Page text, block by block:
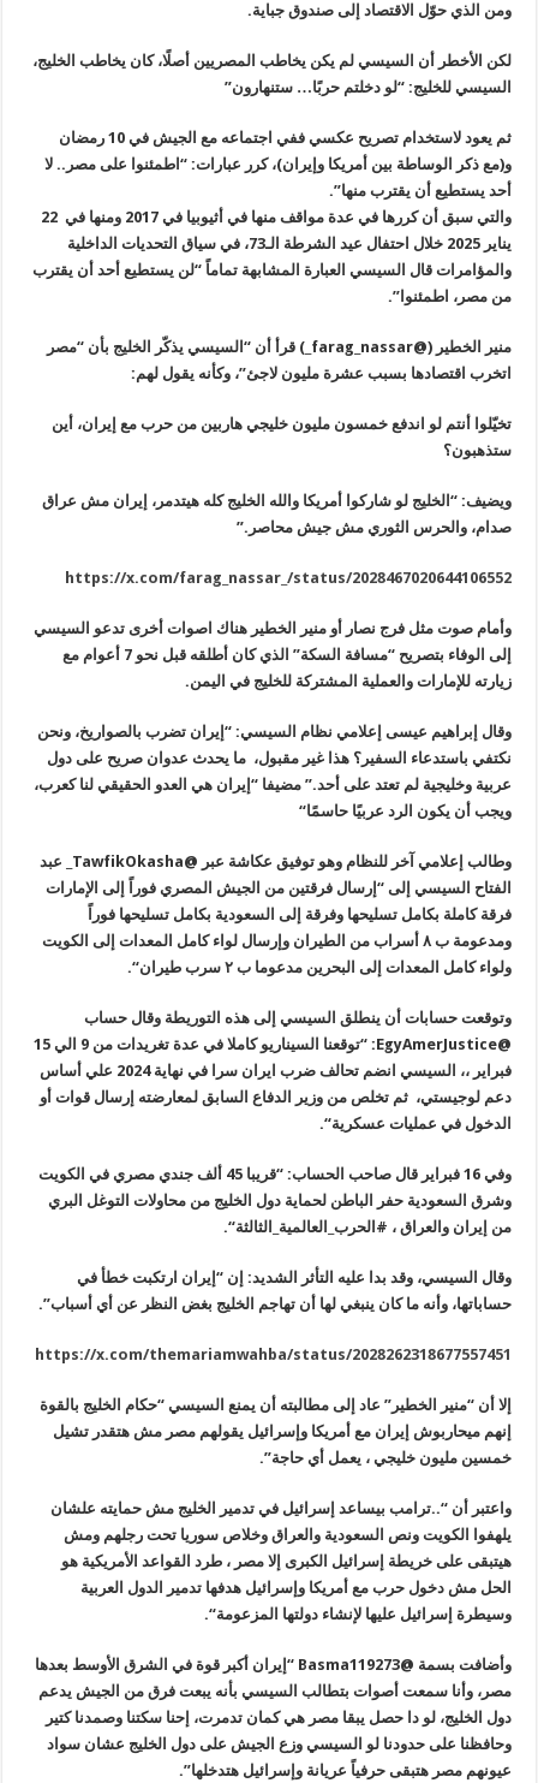
ومن الذي حوّل الاقتصاد إلى صندوق جباية.
لكن الأخطر أن السيسي لم يكن يخاطب المصريين أصلًا، كان يخاطب الخليج،
السيسي للخليج: “لو دخلتم حربًا… ستنهارون”
ثم يعود لاستخدام تصريح عكسي ففي اجتماعه مع الجيش في 10 رمضان
و(مع ذكر الوساطة بين أمريكا وإيران)، كرر عبارات: “اطمئنوا على مصر.. لا
أحد يستطيع أن يقترب منها”.
والتي سبق أن كررها في عدة مواقف منها في أثيوبيا في 2017 ومنها في 22
يناير 2025 خلال احتفال عيد الشرطة الـ73، في سياق التحديات الداخلية
والمؤامرات قال السيسي العبارة المشابهة تماماً “لن يستطيع أحد أن يقترب
من مصر، اطمئنوا”.
منير الخطير (@farag_nassar _) قرأ أن “السيسي يذكّر الخليج بأن “مصر
اتخرب اقتصادها بسبب عشرة مليون لاجئ”، وكأنه يقول لهم:
تخيّلوا أنتم لو اندفع خمسون مليون خليجي هاربين من حرب مع إيران، أين
ستذهبون؟
ويضيف: “الخليج لو شاركوا أمريكا والله الخليج كله هيتدمر، إيران مش عراق
صدام، والحرس الثوري مش جيش محاصر.”
https://x.com/farag_nassar_/status/2028467020644106552
وأمام صوت مثل فرج نصار أو منير الخطير هناك اصوات أخرى تدعو السيسي
إلى
الوفاء بتصريح “مسافة السكة” الذي كان أطلقه قبل نحو 7 أعوام مع
زيارته للإمارات والعملية المشتركة للخليج في اليمن.
وقال إبراهيم عيسى إعلامي نظام السيسي: “إيران تضرب بالصواريخ، ونحن
نكتفي باستدعاء السفير؟ هذا غير مقبول، ما يحدث عدوان صريح على دول
عربية وخليجية لم تعتد على أحد.” مضيفا “إيران هي العدو الحقيقي لنا كعرب،
ويجب أن يكون الرد عربيًا حاسمًا“
وطالب إعلامي آخر للنظام وهو توفيق عكاشة عبر @TawfikOkasha_
عبد
الفتاح السيسي إلى “إرسال فرقتين من الجيش المصري فوراً إلى الإمارات
فرقة كاملة بكامل تسليحها وفرقة إلى السعودية بكامل تسليحها فوراً
ومدعومة ب ٨ أسراب من الطيران وإرسال لواء كامل المعدات إلى الكويت
ولواء كامل المعدات إلى البحرين مدعوما ب ٢ سرب طيران “.
وتوقعت حسابات أن ينطلق السيسي إلى هذه التوريطة وقال حساب
@EgyAmerJustice: “
توقعنا السيناريو كاملا في عدة تغريدات من 9 الي 15
فبراير ،، السيسي
انضم تحالف ضرب ايران سرا في نهاية 2024 علي أساس
دعم لوجيستي، ثم تخلص من وزير الدفاع السابق لمعارضته إرسال قوات أو
الدخول في عمليات عسكرية“.
وفي 16 فبراير قال صاحب الحساب: “قريبا 45 ألف جندي مصري في الكويت
وشرق السعودية حفر الباطن لحماية دول الخليج من محاولات التوغل البري
من إيران والعراق ، #الحرب_العالمية_الثالثة“.
وقال السيسي، وقد بدا عليه التأثر الشديد: إن “إيران ارتكبت خطأ في
حساباتها، وأنه ما كان ينبغي لها أن تهاجم الخليج بغض النظر عن أي أسباب”.
https://x.com/themariamwahba/status/2028262318677557451
إلا أن “منير الخطير” عاد إلى مطالبته أن يمنع السيسي “حكام الخليج بالقوة
إنهم ميحاربوش إيران مع أمريكا وإسرائيل يقولهم مصر مش هتقدر تشيل
خمسين مليون خليجي ، يعمل أي حاجة”.
واعتبر أن “..ترامب بيساعد إسرائيل في تدمير الخليج مش حمايته علشان
يلهفوا الكويت ونص السعودية والعراق وخلاص سوريا تحت رجلهم ومش
هيتبقى على خريطة إسرائيل الكبرى إلا مصر ، طرد القواعد الأمريكية هو
الحل مش دخول حرب مع أمريكا وإسرائيل هدفها تدمير الدول العربية
وسيطرة إسرائيل عليها لإنشاء دولتها المزعومة“.
وأضافت بسمة @Basma119273 “إيران أكبر قوة في الشرق الأوسط بعدها
مصر، وأنا سمعت أصوات بتطالب السيسي بأنه يبعت فرق من الجيش يدعم
دول الخليج، لو دا حصل يبقا مصر هي كمان تدمرت، إحنا سكتنا وصمدنا كتير
وحافظنا على حدودنا لو السيسي وزع الجيش على دول الخليج عشان سواد
عيونهم مصر هتبقى حرفياً عريانة وإسرائيل هتدخلها”.